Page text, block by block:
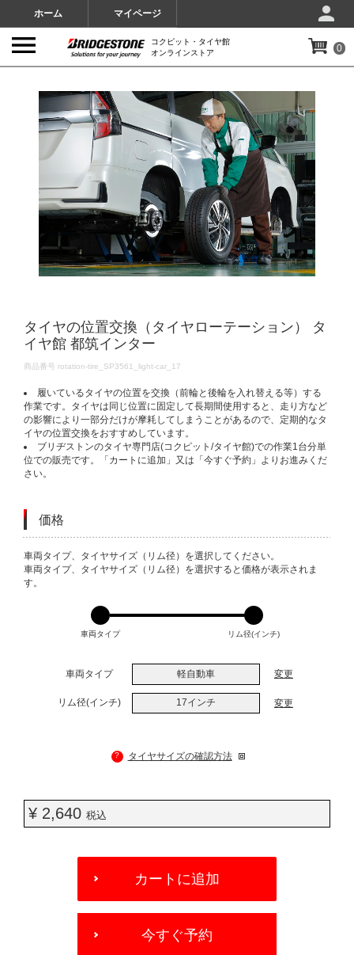
ホーム マイページ
コクピット・タイヤ館
オンラインストア
0
タイヤの位置交換（タイヤローテーション） タ
イヤ館 都筑インター
DETAILS
商品番号 rotation-tire_SP3561_light-car_17
履いているタイヤの位置を交換（前輪と後輪を入れ替える等）する
作業です。タイヤは同じ位置に固定して長期間使用すると、走り方など
の影響により一部分だけが摩耗してしまうことがあるので、定期的なタ
イヤの位置交換をおすすめしています。
ブリヂストンのタイヤ専門店(コクピット/タイヤ館)での作業1台分単
位での販売です。「カートに追加」又は「今すぐ予約」よりお進みくだ
さい。
価格
VARIATIONS
車両タイプ、タイヤサイズ（リム径）を選択してください。
車両タイプ、タイヤサイズ（リム径）を選択すると価格が表示されま
す。
車両タイプ リム径(インチ)
車両タイプ 軽自動車 変更
リム径(インチ) 17インチ 変更
? タイヤサイズの確認方法
¥ 2,640 税込
OPTIONS
カートに追加
今すぐ予約